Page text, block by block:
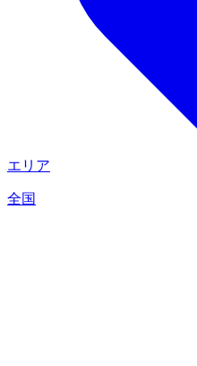
エリア
全国